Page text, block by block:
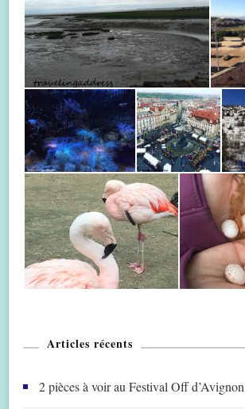
Articles récents
2 pièces à voir au Festival Off d’Avignon